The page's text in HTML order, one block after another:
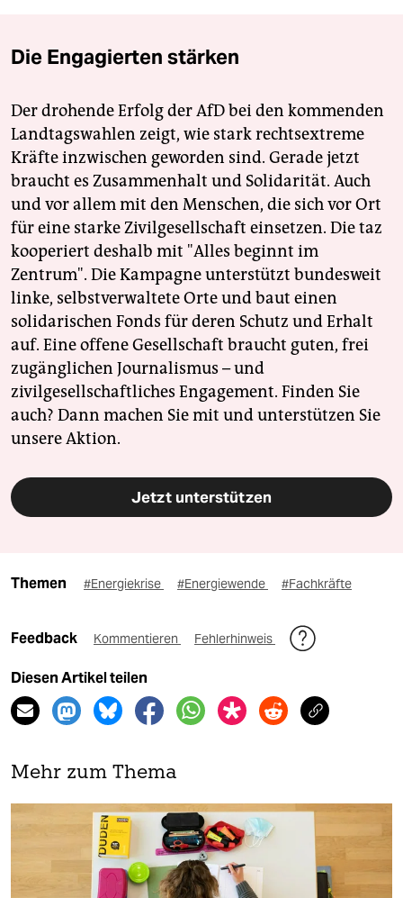
Die Engagierten stärken
Der drohende Erfolg der AfD bei den kommenden
Landtagswahlen zeigt, wie stark rechtsextreme
Kräfte inzwischen geworden sind. Gerade jetzt
braucht es Zusammenhalt und Solidarität. Auch
und vor allem mit den Menschen, die sich vor Ort
für eine starke Zivilgesellschaft einsetzen. Die taz
kooperiert deshalb mit "Alles beginnt im
Zentrum". Die Kampagne unterstützt bundesweit
linke, selbstverwaltete Orte und baut einen
solidarischen Fonds für deren Schutz und Erhalt
auf. Eine offene Gesellschaft braucht guten, frei
zugänglichen Journalismus – und
zivilgesellschaftliches Engagement. Finden Sie
auch? Dann machen Sie mit und unterstützen Sie
unsere Aktion.
Jetzt unterstützen
Themen #Energiekrise #Energiewende #Fachkräfte
Feedback Kommentieren Fehlerhinweis
Diesen Artikel teilen
Mehr zum Thema